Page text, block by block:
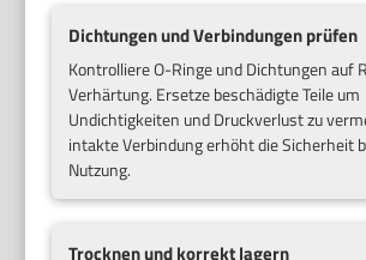
Dichtungen und Verbindungen prüfen
Kontrolliere O-Ringe und Dichtungen auf
Verhärtung. Ersetze beschädigte Teile um
Undichtigkeiten und Druckverlust zu
intakte Verbindung erhöht die Sicherheit
Nutzung.
Trocknen und korrekt lagern